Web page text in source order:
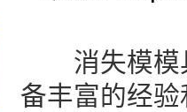
消失模模具
备丰富的经